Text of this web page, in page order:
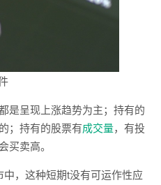
是呈现上涨趋势为主；持有的
；持有的股票有成交量，有投
买卖高。
，这种短期t没有可运作性应